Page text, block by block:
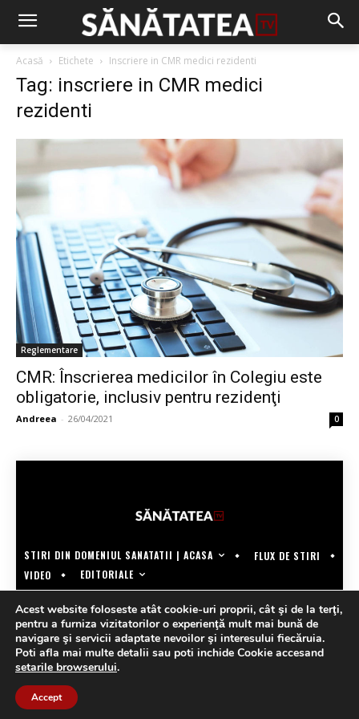
Acasă Etichete Inscriere in CMR medici rezidenti
Tag: inscriere in CMR medici
rezidenti
Reglementare
CMR: Înscrierea medicilor în Colegiu este
obligatorie, inclusiv pentru rezidenţi
Andreea - 26/04/2021 0
STIRI DIN DOMENIUL SANATATII | ACASA
FLUX DE STIRI
VIDEO
EDITORIALE
Acest website foloseste atât cookie-uri proprii, cât şi de la terţi,
pentru a furniza vizitatorilor o experienţă mult mai bună de
navigare şi servicii adaptate nevoilor şi interesului fiecăruia.
Poti afla mai multe detalii sau poti inchide Cookie accesand
setarile browserului.
Accept